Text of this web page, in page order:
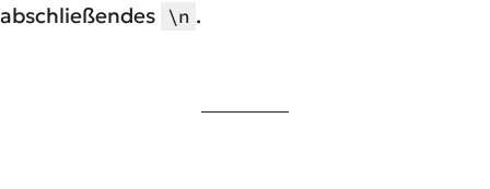
abschließendes \n .